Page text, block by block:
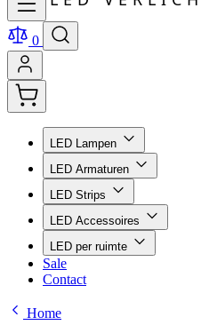
0
LED Lampen
LED Armaturen
LED Strips
LED Accessoires
LED per ruimte
Sale
Contact
Home